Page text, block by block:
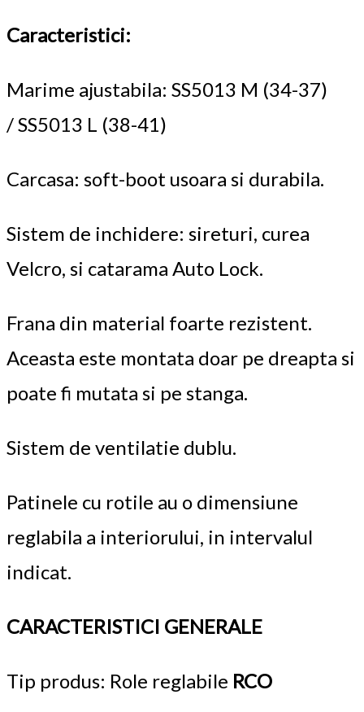
Caracteristici:
Marime ajustabila: SS5013 M (34-37)
/ SS5013 L (38-41)
Carcasa: soft-boot usoara si durabila.
Sistem de inchidere: sireturi, curea
Velcro, si catarama Auto Lock.
Frana din material foarte rezistent.
Aceasta este montata doar pe dreapta si
poate fi mutata si pe stanga.
Sistem de ventilatie dublu.
Patinele cu rotile au o dimensiune
reglabila a interiorului, in intervalul
indicat.
CARACTERISTICI GENERALE
Tip produs: Role reglabile RCO